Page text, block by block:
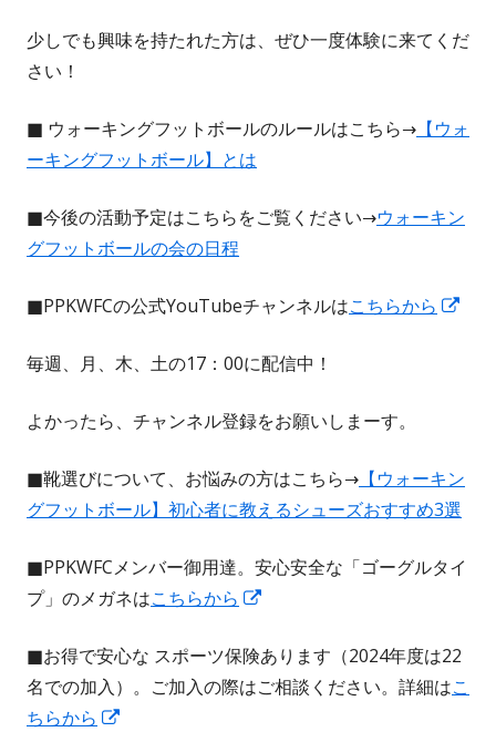
少しでも興味を持たれた方は、ぜひ一度体験に来てくだ
さい！
■ ウォーキングフットボールのルールはこちら→ 【ウォ
ーキングフットボール】とは
■今後の活動予定はこちらをご覧ください→ウォーキン
グフットボールの会の日程
■PPKWFCの公式YouTubeチャンネルはこちらから
ド
ウ
す
毎週、月、木、土の17：00に配信中！
よかったら、チャンネル登録をお願いしまーす。
■靴選びについて、お悩みの方はこちら→ 【ウォーキン
グフットボール】初心者に教えるシューズおすすめ3選
■PPKWFCメンバー御用達。安心安全な「ゴーグルタイ
プ」のメガネはこちらから
い
ウ
■お得で安心な スポーツ保険あります（2024年度は22
名での加入）。ご加入の際はご相談ください。詳細はこ
ちらから